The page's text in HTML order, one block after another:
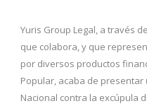
Yuris Group Legal, a través
que colabora, y que
por diversos productos
Popular, acaba de
Nacional contra la excúpula